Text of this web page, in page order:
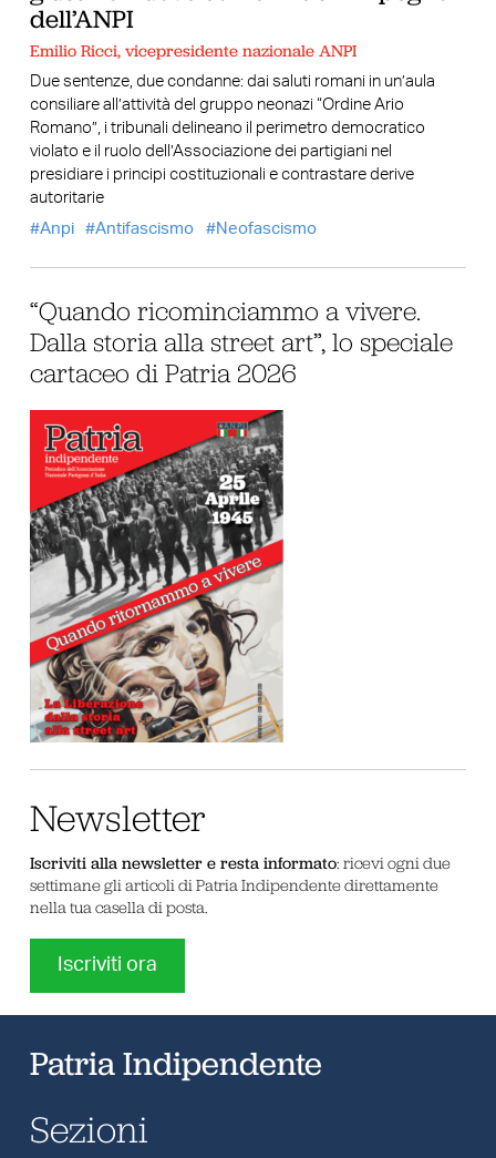
dell’ANPI
Emilio Ricci, vicepresidente nazionale ANPI
Due sentenze, due condanne: dai saluti romani in un’aula
consiliare all’attività del gruppo neonazi “Ordine Ario
Romano”, i tribunali delineano il perimetro democratico
violato e il ruolo dell’Associazione dei partigiani nel
presidiare i principi costituzionali e contrastare derive
autoritarie
Anpi
Antifascismo Neofascismo
“Quando ricominciammo a vivere.
Dalla storia alla street art”, lo speciale
cartaceo di Patria 2026
Newsletter
Iscriviti alla newsletter e resta informato: ricevi ogni due
settimane gli articoli di Patria Indipendente direttamente
nella tua casella di posta.
Iscriviti ora
Patria Indipendente
Sezioni